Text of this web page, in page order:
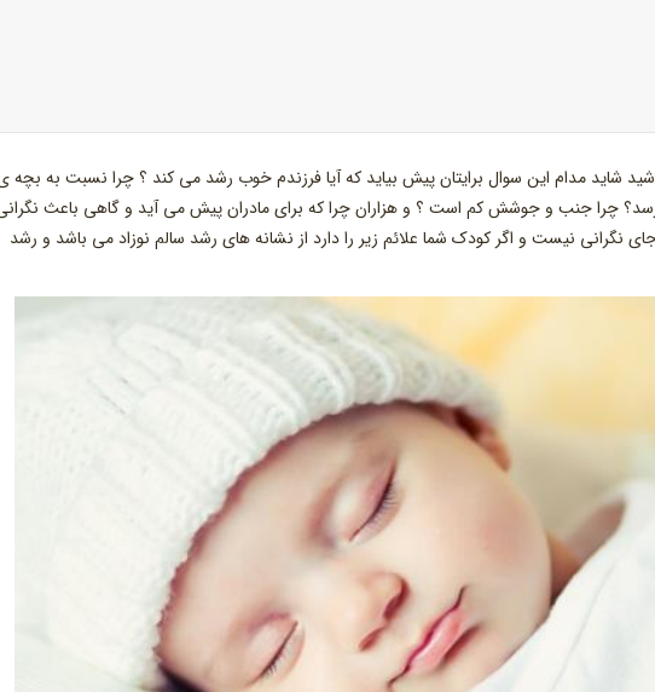
شاید مدام این سوال برایتان پیش بیاید که آیا فرزندم خوب رشد می کند ؟ چرا نسبت به بچه
چرا جنب و جوشش کم است ؟ و هزاران چرا که برای مادران پیش می آید و گاهی باعث
نگرانی نیست و اگر کودک شما علائم زیر را دارد از نشانه های رشد سالم نوزاد می باشد و رشد